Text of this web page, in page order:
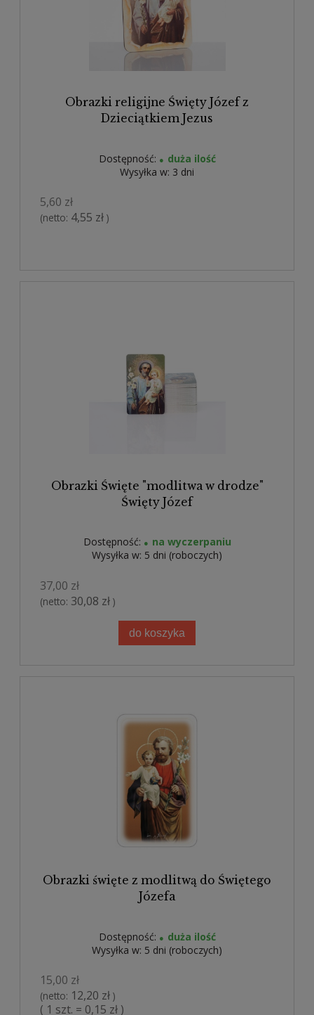
Obrazki religijne Święty Józef z
Dzieciątkiem Jezus
Dostępność:
duża ilość
Wysyłka w: 3 dni
5,60 zł
(netto: 4,55 zł )
Obrazki Święte "modlitwa w drodze"
Święty Józef
Dostępność:
na wyczerpaniu
Wysyłka w: 5 dni (roboczych)
37,00 zł
(netto: 30,08 zł )
do koszyka
Obrazki święte z modlitwą do Świętego
Józefa
Dostępność:
duża ilość
Wysyłka w: 5 dni (roboczych)
15,00 zł
(netto: 12,20 zł )
( 1 szt. = 0,15 zł )